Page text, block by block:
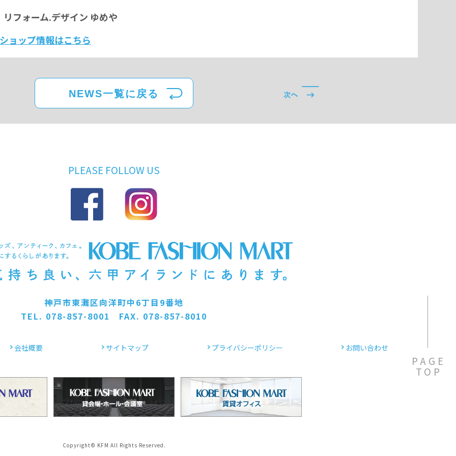
リフォーム.デザイン ゆめや
ョップ情報はこちら
NEWS一覧に戻る
PLEASE FOLLOW US
神戸市東灘区向洋町中6丁目9番地
TEL. 078-857-8001 FAX. 078-857-8010
会社概要 サイトマップ プライバシーポリシー お問い合わせ
Copyright© KFM All Rights Reserved.
PAGE
TOP